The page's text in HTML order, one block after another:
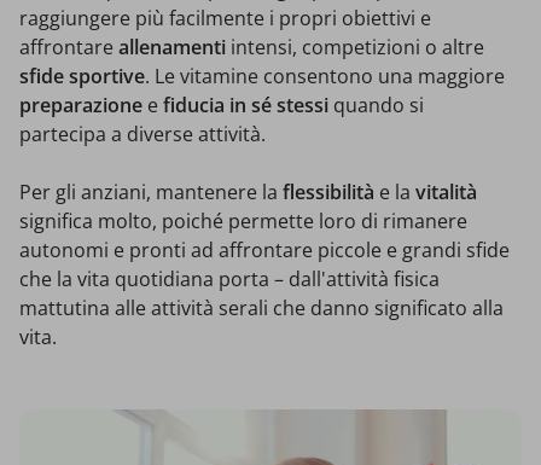
raggiungere più facilmente i propri obiettivi e
affrontare allenamenti intensi, competizioni o altre
sfide sportive. Le vitamine consentono una maggiore
preparazione e fiducia in sé stessi quando si
partecipa a diverse attività.
Per gli anziani, mantenere la flessibilità e la vitalità
significa molto, poiché permette loro di rimanere
autonomi e pronti ad affrontare piccole e grandi sfide
che la vita quotidiana porta – dall'attività fisica
mattutina alle attività serali che danno significato alla
vita.